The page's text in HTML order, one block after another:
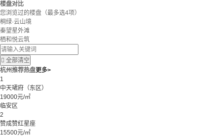
楼盘对比
您浏览过的楼盘 （最多选4项）
桐绿·云山境
秦望星外滩
栖和悦云筑
 全部清空
杭州推荐热盘更多>
1
中天珺府（东区）
19000元/㎡
临安区
2
赞成赞红星座
15500元/㎡